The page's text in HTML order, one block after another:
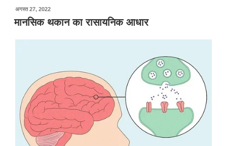
अगस्त 27, 2022पर
प्रकाशित
किया
मानसिक थकान का रासायनिक आधार